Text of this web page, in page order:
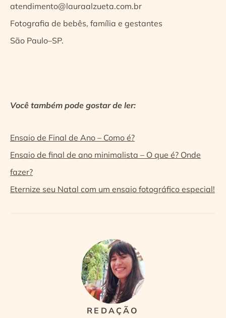
atendimento@lauraalzueta.com.br
Fotografia de bebês, família e gestantes
São Paulo–SP.
Você também pode gostar de ler:
Ensaio de Final de Ano – Como é?
Ensaio de final de ano minimalista – O que é? Onde
fazer?
Eternize seu Natal com um ensaio fotográfico especial!
REDAÇÃO